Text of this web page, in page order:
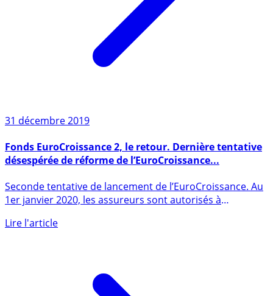
31 décembre 2019
désespérée de réforme de l’EuroCroissance...
1er janvier 2020, les assureurs sont autorisés à